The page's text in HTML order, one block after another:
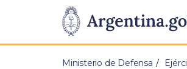
Presidencia
de
Pasar al contenido principal
Ministerio de Defensa